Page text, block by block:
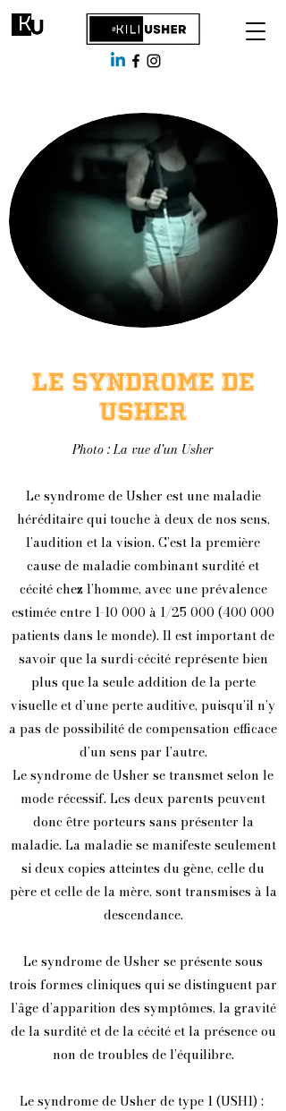
LE SYNDROME DE
USHER
Photo : La vue d'un Usher
Le syndrome de Usher est une maladie
héréditaire qui touche à deux de nos sens,
l’audition et la vision. C’est la première
cause de maladie combinant surdité et
cécité chez l’homme, avec une prévalence
estimée entre 1-10 000 à 1/25000 (400 000
patients dans le monde). Il est important de
savoir que la surdi-cécité représente bien
plus que la seule addition de la perte
visuelle et d’une perte auditive, puisqu’il n’y
a pas de possibilité de compensation efficace
d’un sens par l’autre.
Le syndrome de Usher se transmet selon le
mode récessif. Les deux parents peuvent
donc être porteurs sans présenter la
maladie. La maladie se manifeste seulement
si deux copies atteintes du gène, celle du
père et celle de la mère, sont transmises à la
descendance.
Le syndrome de Usher se présente sous
trois formes cliniques qui se distinguent par
l’âge d’apparition des symptômes, la gravité
de la surdité et de la cécité et la présence ou
non de troubles de l’équilibre.
Le syndrome de Usher de type 1 (USH1) :